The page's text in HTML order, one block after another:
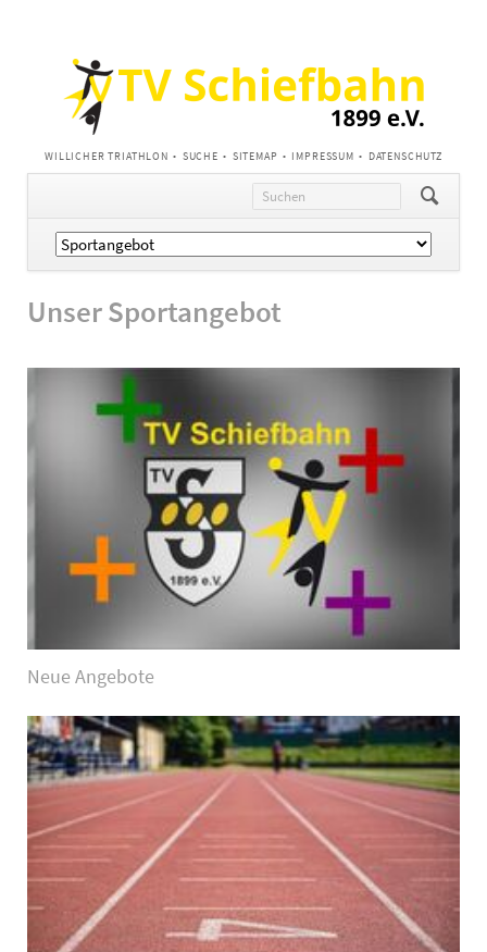
NAVIGATION
ÜBERSPRINGEN
WILLICHER TRIATHLON SUCHE SITEMAP IMPRESSUM DATENSCHUTZ
Navigation
Unser Sportangebot
Neue Angebote